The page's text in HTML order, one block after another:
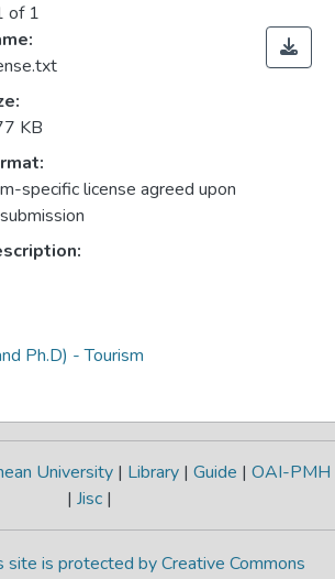
of 1
KB
specific license agreed upon
Ph.D) - Tourism
University | Library | Guide | OAI-PMH
| Jisc |
site is protected by Creative Commons